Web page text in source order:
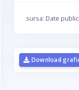
sursa: Date
Download